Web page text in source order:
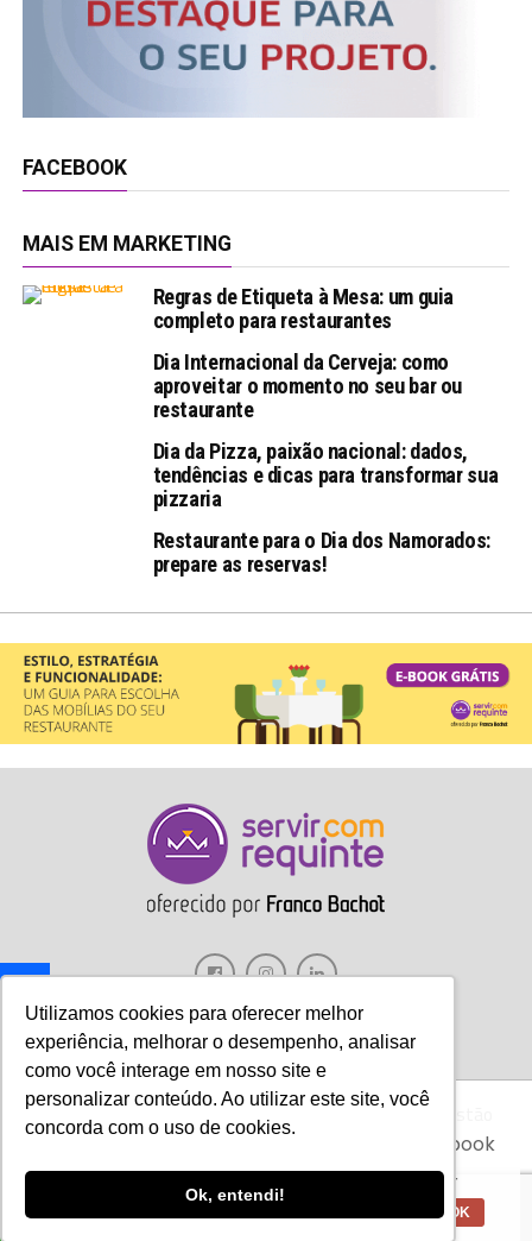
Utilizamos cookies para oferecer melhor
experiência, melhorar o desempenho, analisar
como você interage em nosso site e
personalizar conteúdo. Ao utilizar este site, você
concorda com o uso de cookies.
Ok, entendi!
FACEBOOK
MAIS EM MARKETING
Regras de Etiqueta à Mesa: um guia
completo para restaurantes
Dia Internacional da Cerveja: como
aproveitar o momento no seu bar ou
restaurante
Dia da Pizza, paixão nacional: dados,
tendências e dicas para transformar sua
pizzaria
Restaurante para o Dia dos Namorados:
prepare as reservas!
Gastronomia Móveis Decoração Hotelaria
Copyright © 2017 Servir com Requinte • Franco Bachot Móveis . Desenvolvido
Aviso:Nós da Franco Bachot utilizamos de
cookies com ferramentas do Google e Facebook
experiência de nossos clientes para oferecer
melhores produtos e serviços. OK